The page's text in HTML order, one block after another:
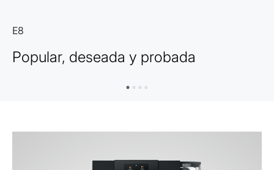
E8
Popular, deseada y probada